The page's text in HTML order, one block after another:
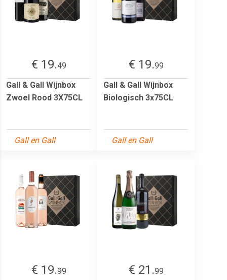
€ 19.49
Gall & Gall Wijnbox
Zwoel Rood 3X75CL
Gall en Gall
€ 19.99
Gall & Gall Wijnbox
Biologisch 3x75CL
Gall en Gall
€ 19.99
€ 21.99